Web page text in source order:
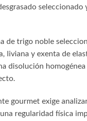
de trigo noble
y exenta de
disolución
gourmet exige
regularidad física